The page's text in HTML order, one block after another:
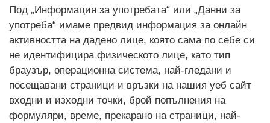
Под „Информация за употребата“ или „Данни за
употреба“ имаме предвид информация за онлайн
активността на дадено лице, която сама по себе си
не идентифицира физическото лице, като тип
браузър, операционна система, най-гледани и
посещавани страници и връзки на нашия уеб сайт
входни и изходни точки, брой попълнения на
формуляри, време, прекарано на страници, най-